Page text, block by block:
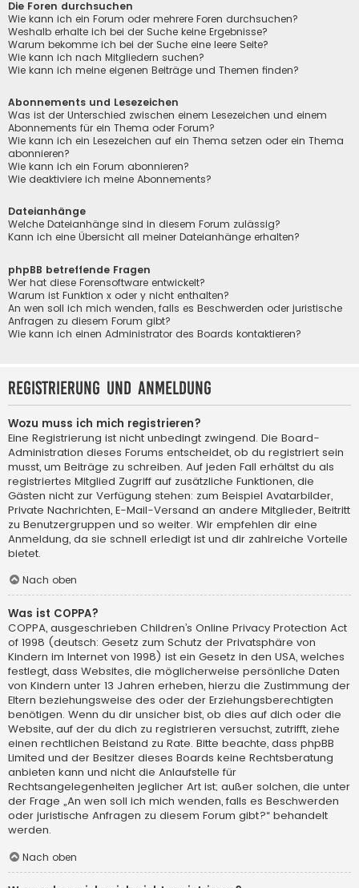
Die Foren durchsuchen
Wie kann ich ein Forum oder mehrere Foren durchsuchen?
Weshalb erhalte ich bei der Suche keine Ergebnisse?
Warum bekomme ich bei der Suche eine leere Seite?
Wie kann ich nach Mitgliedern suchen?
Wie kann ich meine eigenen Beiträge und Themen finden?
Abonnements und Lesezeichen
Was ist der Unterschied zwischen einem Lesezeichen und einem
Abonnements für ein Thema oder Forum?
Wie kann ich ein Lesezeichen auf ein Thema setzen oder ein Thema
abonnieren?
Wie kann ich ein Forum abonnieren?
Wie deaktiviere ich meine Abonnements?
Dateianhänge
Welche Dateianhänge sind in diesem Forum zulässig?
Kann ich eine Übersicht all meiner Dateianhänge erhalten?
phpBB betreffende Fragen
Wer hat diese Forensoftware entwickelt?
Warum ist Funktion x oder y nicht enthalten?
An wen soll ich mich wenden, falls es Beschwerden oder juristische
Anfragen zu diesem Forum gibt?
Wie kann ich einen Administrator des Boards kontaktieren?
Registrierung und Anmeldung
Wozu muss ich mich registrieren?
Eine Registrierung ist nicht unbedingt zwingend. Die Board-
Administration dieses Forums entscheidet, ob du registriert sein
musst, um Beiträge zu schreiben. Auf jeden Fall erhältst du als
registriertes Mitglied Zugriff auf zusätzliche Funktionen, die
Gästen nicht zur Verfügung stehen: zum Beispiel Avatarbilder,
Private Nachrichten, E-Mail-Versand an andere Mitglieder, Beitritt
zu Benutzergruppen und so weiter. Wir empfehlen dir eine
Anmeldung, da sie schnell erledigt ist und dir zahlreiche Vorteile
bietet.
Nach oben
Was ist COPPA?
COPPA, ausgeschrieben Children’s Online Privacy Protection Act
of 1998 (deutsch: Gesetz zum Schutz der Privatsphäre von
Kindern im Internet von 1998) ist ein Gesetz in den USA, welches
festlegt, dass Websites, die möglicherweise persönliche Daten
von Kindern unter 13 Jahren erheben, hierzu die Zustimmung der
Eltern beziehungsweise des oder der Erziehungsberechtigten
benötigen. Wenn du dir unsicher bist, ob dies auf dich oder die
Website, auf der du dich zu registrieren versuchst, zutrifft, ziehe
einen rechtlichen Beistand zu Rate. Bitte beachte, dass phpBB
Limited und der Besitzer dieses Boards keine Rechtsberatung
anbieten kann und nicht die Anlaufstelle für
Rechtsangelegenheiten jeglicher Art ist; außer solchen, die unter
der Frage „An wen soll ich mich wenden, falls es Beschwerden
oder juristische Anfragen zu diesem Forum gibt?“ behandelt
werden.
Nach oben